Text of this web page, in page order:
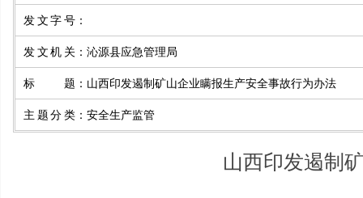
发文字号 ：
发文机关 ： 沁源县应急管理局
标题 ： 山西印发遏制矿山企业瞒报生产安全事故行为办法
主题分类 ： 安全生产监管
山西印发遏制